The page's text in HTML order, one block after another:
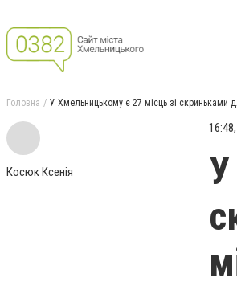
Головна У Хмельницькому є 27 місць зі скриньками
Косюк Ксенія